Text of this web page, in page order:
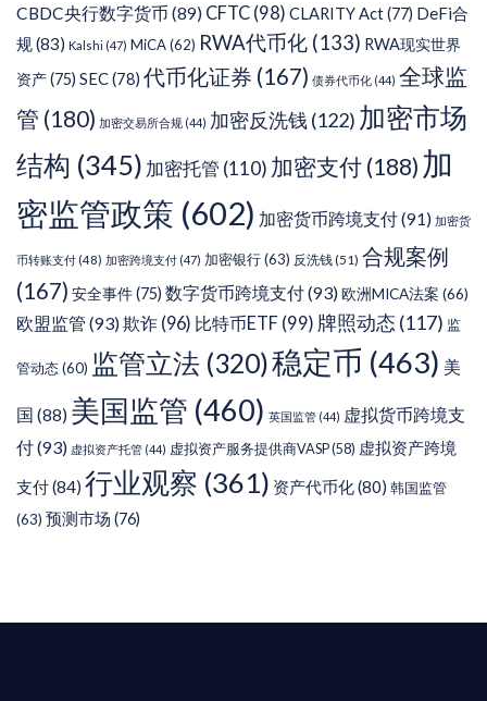
CBDC央行数字货币 (89) CFTC (98) CLARITY Act(77) DeFi合
规 (83) Kalshi (47) MiCA(62) RWA代币化 (133) RWA现实世界
资产(75) SEC(78) 代币化证券 (167) 债券代币化 (44) 全球监
管 (180) 加密交易所合规 (44) 加密反洗钱 (122) 加密市场
结构 (345) 加密托管 (110) 加密支付 (188) 加
密监管政策 (602) 加密货币跨境支付(91) 加密货
币转账支付 (48) 加密跨境支付 (47) 加密银行(63) 反洗钱(51) 合规案例
(167) 安全事件(75) 数字货币跨境支付(93)欧洲MICA法案 (66)
欧盟监管 (93)欺诈 (96) 比特币ETF (99) 牌照动态 (117) 监
管动态(60) 监管立法 (320)稳定币 (463) 美
国 (88) 美国监管 (460) 英国监管 (44) 虚拟货币跨境支
付(93) 虚拟资产托管 (44) 虚拟资产服务提供商VASP(58) 虚拟资产跨境
支付(84) 行业观察 (361) 资产代币化 (80) 韩国监管
(63) 预测市场 (76)